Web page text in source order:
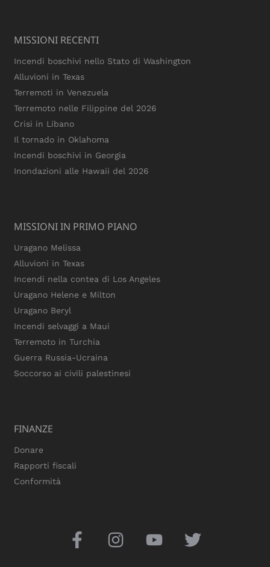
MISSIONI RECENTI
Incendi boschivi nello Stato di Washington
Alluvioni in Texas
Terremoti in Venezuela
Terremoto nelle Filippine del 2026
Crisi in Libano
Il tornado in Oklahoma
Incendi boschivi in Georgia
Inondazioni alle Hawaii del 2026
MISSIONI IN PRIMO PIANO
Uragano Melissa
Alluvioni in Texas
Incendi nella contea di Los Angeles
Uragano Helene e Milton
Uragano Beryl
Incendi selvaggi a Maui
Terremoto in Turchia
Guerra Russia-Ucraina
Soccorso ai civili palestinesi
FINANZE
Donare
Rapporti fiscali
Conformità